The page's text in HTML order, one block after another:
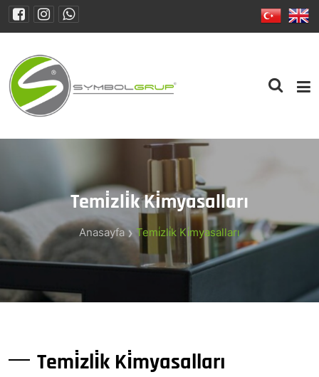
Temi̇zli̇k Ki̇myasalları
Anasayfa Temi̇zli̇k Ki̇myasalları
Temi̇zli̇k Ki̇myasalları